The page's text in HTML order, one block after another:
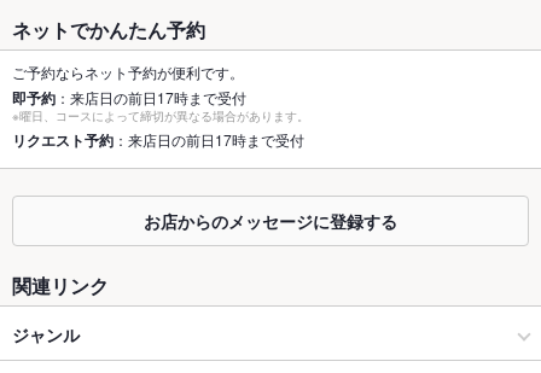
個室 なし ：人数次第では個室対応できます。
座敷 なし ：掘りごたつございます。
掘りごたつ なし
カウンター なし
ソファー なし
テラス席
貸切
ネットでかんたん予約
ご予約ならネット予約が便利です。
即予約 ：来店日の前日17時まで受付
※曜日、コースによって締切が異なる場合があります。
リクエスト予約 ：来店日の前日17時まで受付
お店からのメッセージに登録する
関連リンク
ジャンル